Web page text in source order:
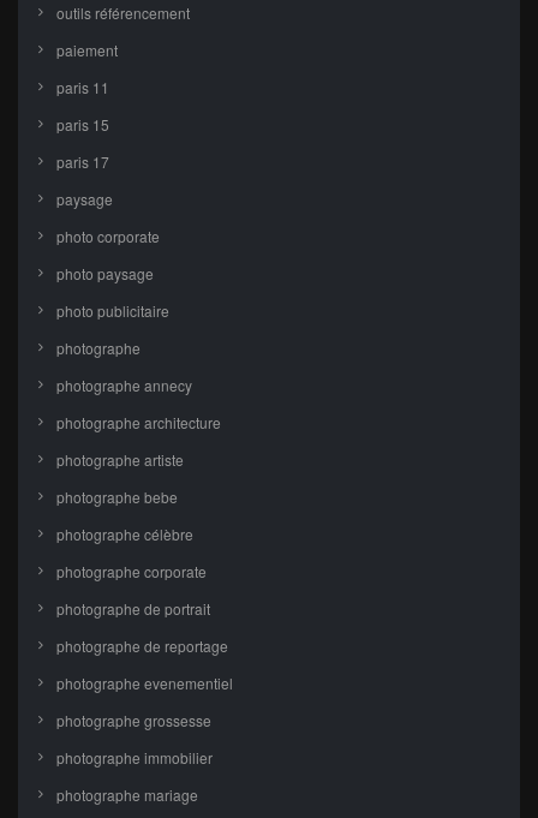
outils référencement
paiement
paris 11
paris 15
paris 17
paysage
photo corporate
photo paysage
photo publicitaire
photographe
photographe annecy
photographe architecture
photographe artiste
photographe bebe
photographe célèbre
photographe corporate
photographe de portrait
photographe de reportage
photographe evenementiel
photographe grossesse
photographe immobilier
photographe mariage